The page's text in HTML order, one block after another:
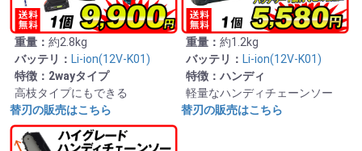
重量：約2.8kg
バッテリ： Li-ion(12V-K01)
特徴：2wayタイプ
高枝タイプにもできる
替刃の販売はこちら
重量：約1.2kg
バッテリ： Li-ion(12V-K01)
特徴：ハンディ
軽量なハンディチェーンソー
替刃の販売はこちら